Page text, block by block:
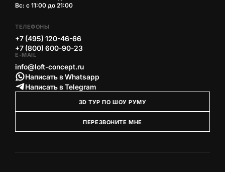
Вс: с 11:00 до 21:00
ТЕЛЕФОНЫ
+7 (495) 120-46-66
+7 (800) 600-90-23
E-MAIL
info@loft-concept.ru
Написать в Whatsapp
Написать в Telegram
3D ТУР ПО ШОУ РУМУ
ПЕРЕЗВОНИТЕ МНЕ